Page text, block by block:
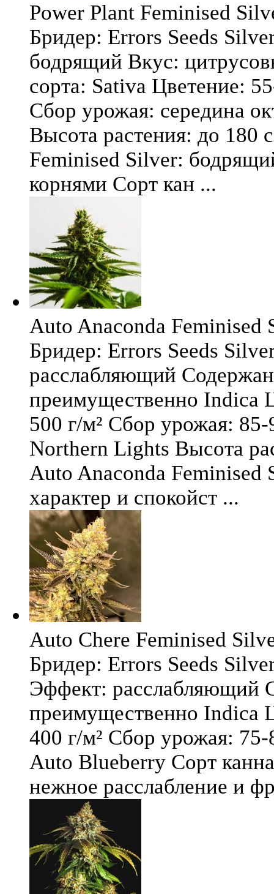
Power Plant Feminised
Бридер: Errors Seeds
бодрящий Вкус:
сорта: Sativa Цветение:
Сбор урожая: середина
Высота растения: до 180
Feminised Silver:
корнями Сорт кан ...
Auto Anaconda Feminised
Бридер: Errors Seeds
расслабляющий
преимущественно Indica
500 г/м² Сбор урожая:
Northern Lights Высота
Auto Anaconda
характер и спокойст ...
Auto Chere Feminised
Бридер: Errors Seeds
Эффект: расслабляющий
преимущественно Indica
400 г/м² Сбор урожая:
Auto Blueberry Сорт
нежное расслабление и